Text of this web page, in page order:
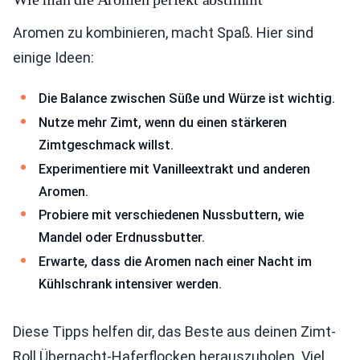
Aromen zu kombinieren, macht Spaß. Hier sind
einige Ideen:
Die Balance zwischen Süße und Würze ist wichtig.
Nutze mehr Zimt, wenn du einen stärkeren
Zimtgeschmack willst.
Experimentiere mit Vanilleextrakt und anderen
Aromen.
Probiere mit verschiedenen Nussbuttern, wie
Mandel oder Erdnussbutter.
Erwarte, dass die Aromen nach einer Nacht im
Kühlschrank intensiver werden.
Diese Tipps helfen dir, das Beste aus deinen Zimt-